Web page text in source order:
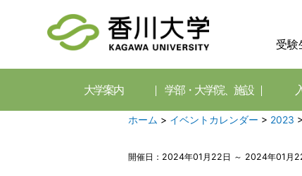
受験
大学案内 学部・大学院、施設
ホーム > イベントカレンダー > 2023 >
開催日：2024年01月22日 ～ 2024年01月